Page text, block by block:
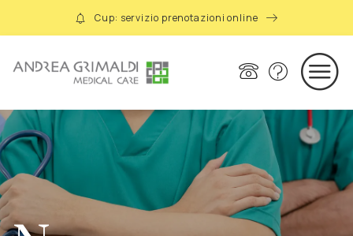
Cup: servizio prenotazioni online